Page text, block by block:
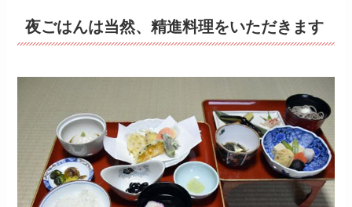
夜ごはんは当然、精進料理をいただきます